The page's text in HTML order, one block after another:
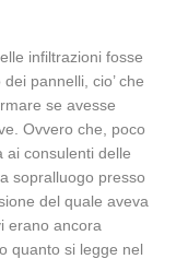
infiltrazioni fosse
pannelli, cio’ che
se avesse
Ovvero che, poco
ai consulenti delle
sopralluogo presso
del quale aveva
erano ancora
quanto si legge nel